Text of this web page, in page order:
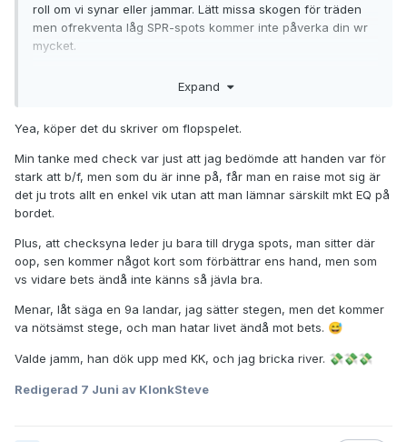
roll om vi synar eller jammar. Lätt missa skogen för träden
men ofrekventa låg SPR-spots kommer inte påverka din wr
mycket.
Expand
Yea, köper det du skriver om flopspelet.
Min tanke med check var just att jag bedömde att handen var för
stark att b/f, men som du är inne på, får man en raise mot sig är
det ju trots allt en enkel vik utan att man lämnar särskilt mkt EQ på
bordet.
Plus, att checksyna leder ju bara till dryga spots, man sitter där
oop, sen kommer något kort som förbättrar ens hand, men som
vs vidare bets ändå inte känns så jävla bra.
Menar, låt säga en 9a landar, jag sätter stegen, men det kommer
va nötsämst stege, och man hatar livet ändå mot bets. 😅
Valde jamm, han dök upp med KK, och jag bricka river. 💸💸💸
Redigerad 7 Juni av KlonkSteve